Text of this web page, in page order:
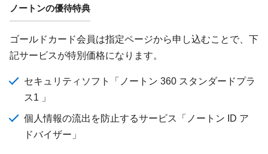
ノートンの優待特典
ゴールドカード会員は指定ページから申し込むことで、下
記サービスが特別価格になります。
セキュリティソフト「ノートン 360 スタンダードプラ
ス1 」
個人情報の流出を防止するサービス「ノートン ID ア
ドバイザー」